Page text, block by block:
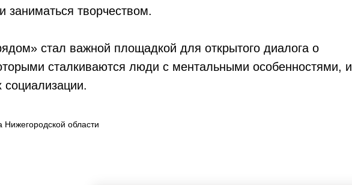
заниматься творчеством.
стал важной площадкой для открытого диалога о
сталкиваются люди с ментальными особенностями, и
социализации.
области